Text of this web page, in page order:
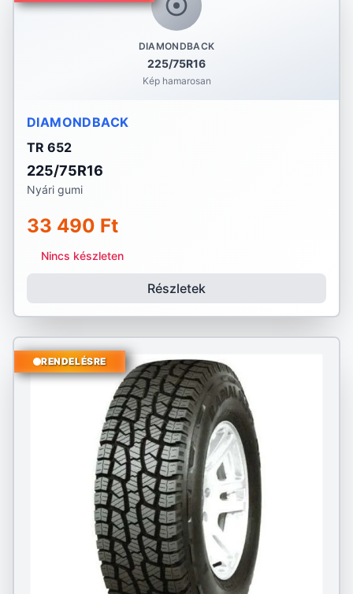
DIAMONDBACK
225/75R16
Kép hamarosan
DIAMONDBACK
TR 652
225/75R16
Nyári gumi
33 490 Ft
Nincs készleten
Részletek
RENDELÉSRE